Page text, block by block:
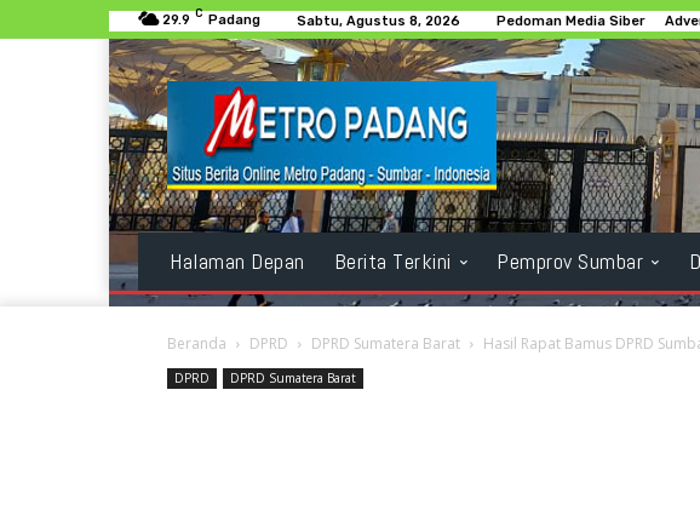
29.9 C Padang Sabtu, Agustus 8, 2026 Pedoman Media Siber
Halaman Depan Berita Terkini Pemprov Sumbar
Beranda DPRD DPRD Sumatera Barat Hasil Rapat Bamus DPRD
DPRD DPRD Sumatera Barat